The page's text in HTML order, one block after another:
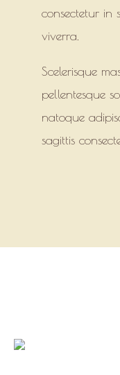
consectetur in
viverra.
Scelerisque
pellentesque
natoque
sagittis